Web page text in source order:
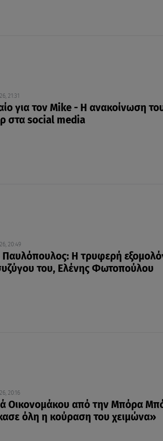
21:31
για τον Mike - Η ανακοίνωση
στα social media
20:49
Παυλόπουλος: Η τρυφερή
του, Ελένης Φωτοπούλου
20:16
Οικονομάκου από την Μπόρα
όλη η κούραση του χειμώνα»